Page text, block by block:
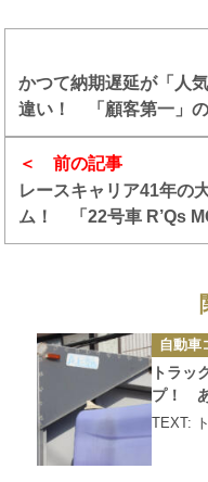
前の記事
レースキャリア41年の
ム！ 「22号車 R’Qs
2025 GT300クラス オ
かつて納期遅延が「人
違い！ 「顧客第一」
しい姿
カ
テ
ゴ
リ
ー
自動車
トラッ
プ！ あ
TEXT: